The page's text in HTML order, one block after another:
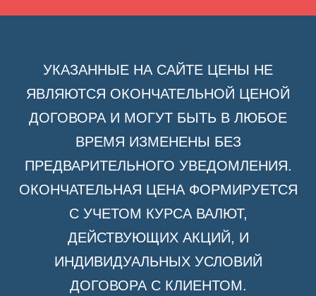
УКАЗАННЫЕ НА САЙТЕ ЦЕНЫ НЕ
ЯВЛЯЮТСЯ ОКОНЧАТЕЛЬНОЙ ЦЕНОЙ
ДОГОВОРА И МОГУТ БЫТЬ В ЛЮБОЕ
ВРЕМЯ ИЗМЕНЕНЫ БЕЗ
ПРЕДВАРИТЕЛЬНОГО УВЕДОМЛЕНИЯ.
ОКОНЧАТЕЛЬНАЯ ЦЕНА ФОРМИРУЕТСЯ
С УЧЕТОМ КУРСА ВАЛЮТ,
ДЕЙСТВУЮЩИХ АКЦИЙ, И
ИНДИВИДУАЛЬНЫХ УСЛОВИЙ
ДОГОВОРА С КЛИЕНТОМ.